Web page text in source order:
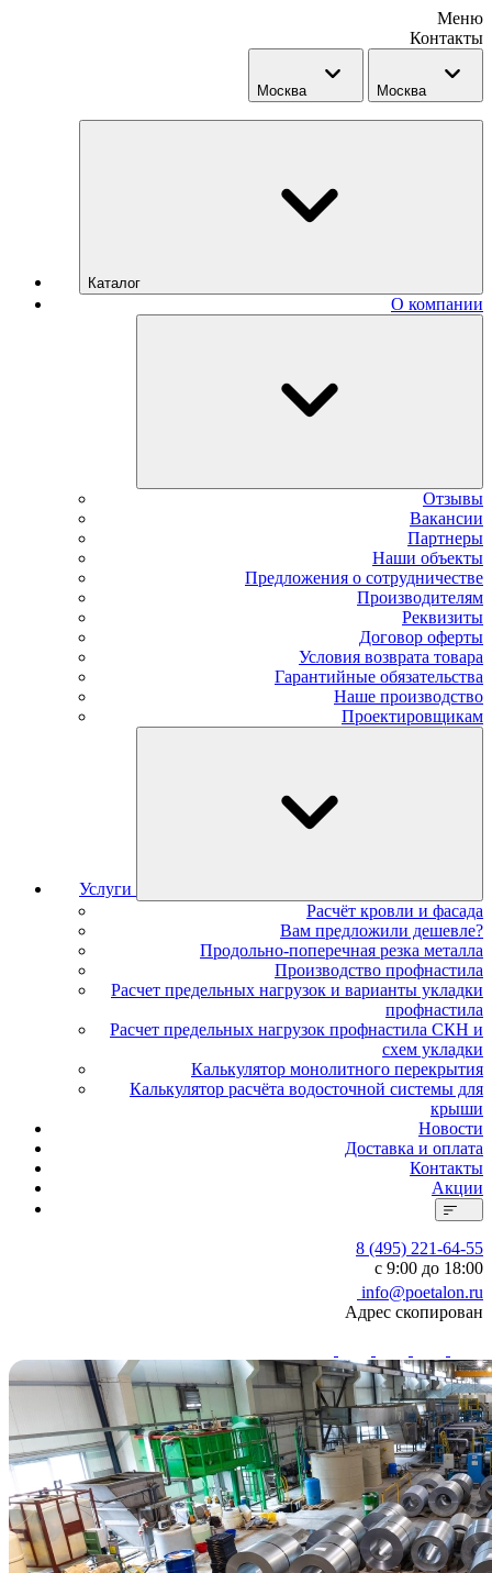
Меню
Контакты
Москва Москва
Каталог
О компании
Отзывы
Вакансии
Партнеры
Наши объекты
Предложения о сотрудничестве
Производителям
Реквизиты
Договор оферты
Условия возврата товара
Гарантийные обязательства
Наше производство
Проектировщикам
Услуги
Расчёт кровли и фасада
Вам предложили дешевле?
Продольно-поперечная резка металла
Производство профнастила
Расчет предельных нагрузок и варианты укладки
профнастила
Расчет предельных нагрузок профнастила СКН и
схем укладки
Калькулятор монолитного перекрытия
Калькулятор расчёта водосточной системы для
крыши
Новости
Доставка и оплата
Контакты
Акции
8 (495) 221-64-55
с 9:00 до 18:00
info@poetalon.ru
Адрес скопирован